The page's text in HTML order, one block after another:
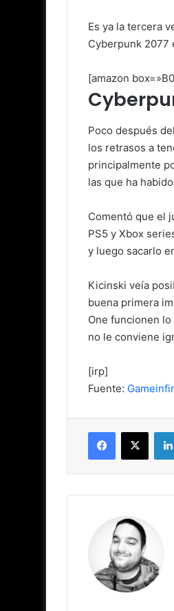
Es ya la tercera
Cyberpunk 2077
[amazon
Poco después
los retrasos a
principalmente
las que ha
Comentó que el
PS5 y Xbox
y luego sacarlo
Kicinski veía
buena primera
One funcionen
no le conviene
[irp]
Fuente:
Facebook
X